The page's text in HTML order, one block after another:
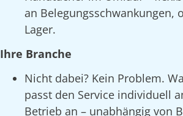
an Belegungsschwankungen,
Lager.
Ihre Branche
Nicht dabei? Kein Problem.
passt den Service individuell
Betrieb an – unabhängig von